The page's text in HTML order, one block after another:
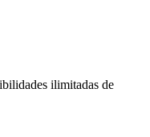
ilimitadas de